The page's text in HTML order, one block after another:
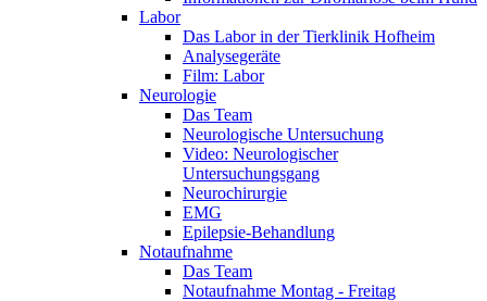
Labor
Das Labor in der Tierklinik Hofheim
Analysegeräte
Film: Labor
Neurologie
Das Team
Neurologische Untersuchung
Video: Neurologischer
Untersuchungsgang
Neurochirurgie
EMG
Epilepsie-Behandlung
Notaufnahme
Das Team
Notaufnahme Montag - Freitag